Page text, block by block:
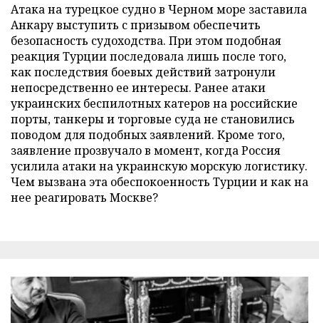
Атака на турецкое судно в Черном море заставила
Анкару выступить с призывом обеспечить
безопасность судоходства. При этом подобная
реакция Турции последовала лишь после того,
как последствия боевых действий затронули
непосредственно ее интересы. Ранее атаки
украинских беспилотных катеров на российские
порты, танкеры и торговые суда не становились
поводом для подобных заявлений. Кроме того,
заявление прозвучало в момент, когда Россия
усилила атаки на украинскую морскую логистику.
Чем вызвана эта обеспокоенность Турции и как на
нее реагировать Москве?